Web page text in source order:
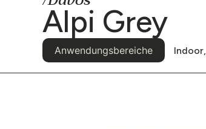
Alpi Grey
Anwendungsbereiche Indoor,